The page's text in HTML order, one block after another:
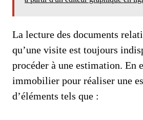
La lecture des documents
qu’une visite est toujours
procéder à une estimation. En
immobilier pour réaliser une
d’éléments tels que :